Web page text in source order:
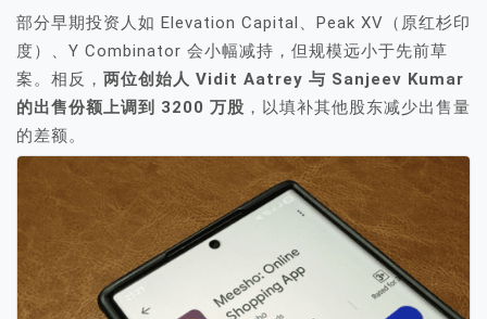
部分早期投资人如 Elevation Capital、Peak XV（原红杉印
度）、Y Combinator 会小幅减持，但规模远小于先前草
案。相反， 两位创始人 Vidit Aatrey 与 Sanjeev Kumar
的出售份额上调到 3200 万股 ，以填补其他股东减少出售量
的差额。